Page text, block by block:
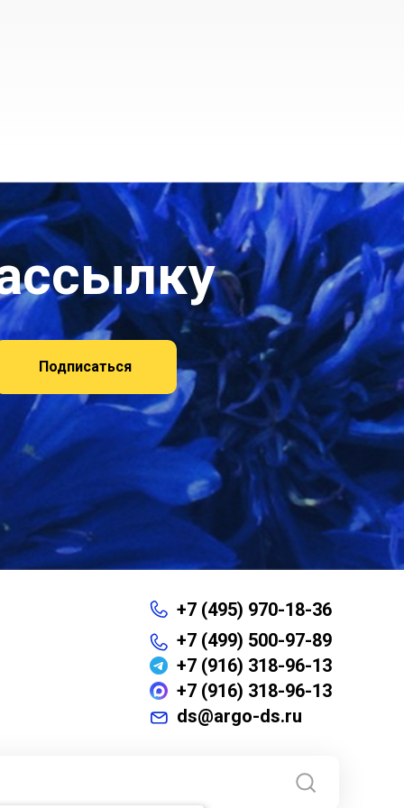
Подписаться
+7 (495) 970-18-36
+7 (499) 500-97-89
+7 (916) 318-96-13
+7 (916) 318-96-13
ds@argo-ds.ru